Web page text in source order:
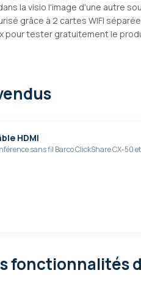
la visio l'image d'une autre
grâce à 2 cartes WIFI
pour tester gratuitement le
HDMI
sans fil Barco ClickShare CX-50
fonctionnalités